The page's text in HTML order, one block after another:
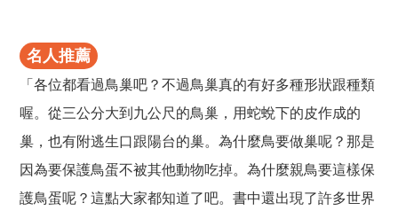
名人推薦
「各位都看過鳥巢吧？不過鳥巢真的有好多種形狀跟種類
喔。從三公分大到九公尺的鳥巢，用蛇蛻下的皮作成的
巢，也有附逃生口跟陽台的巢。為什麼鳥要做巢呢？那是
因為要保護鳥蛋不被其他動物吃掉。為什麼親鳥要這樣保
護鳥蛋呢？這點大家都知道了吧。書中還出現了許多世界